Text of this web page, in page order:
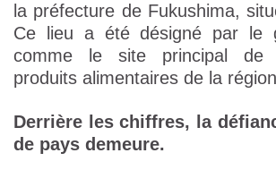
la préfecture de Fukushima,
Ce lieu a été désigné par le
comme le site principal de
produits alimentaires de la
Derrière les chiffres, la
de pays demeure.